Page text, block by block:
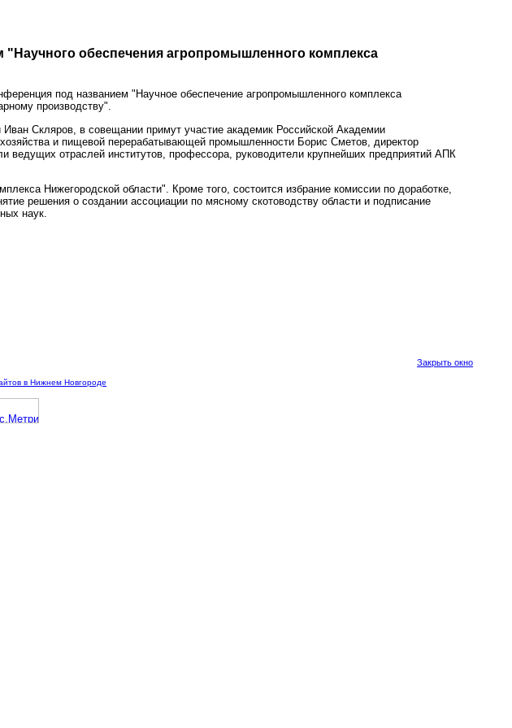
обеспечения агропромышленного комплекса
под названием "Научное обеспечение агропромышленного комплекса
производству".
Иван Скляров, в совещании примут участие академик Российской Академии
и пищевой перерабатывающей промышленности Борис Сметов, директор
отраслей институтов, профессора, руководители крупнейших предприятий АПК
Нижегородской области". Кроме того, состоится избрание комиссии по доработке,
решения о создании ассоциации по мясному скотоводству области и подписание
наук.
Закрыть окно
в Нижнем Новгороде